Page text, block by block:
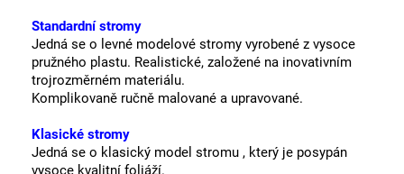
Standardní stromy
Jedná se o levné modelové stromy vyrobené z vysoce
pružného plastu. Realistické, založené na inovativním
trojrozměrném materiálu.
Komplikovaně ručně malované a upravované.
Klasické stromy
Jedná se o klasický model stromu , který je posypán
vysoce kvalitní foliáží.